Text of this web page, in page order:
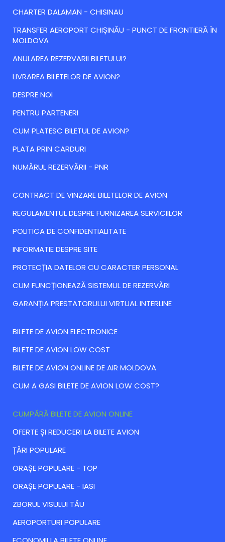
CHARTER DALAMAN - CHISINAU
TRANSFER AEROPORT CHIȘINĂU - PUNCT DE FRONTIERĂ ÎN
MOLDOVA
ANULAREA REZERVARII BILETULUI?
LIVRAREA BILETELOR DE AVION?
DESPRE NOI
PENTRU PARTENERI
CUM PLATESC BILETUL DE AVION?
PLATA PRIN CARDURI
NUMĂRUL REZERVĂRII - PNR
CONTRACT DE VINZARE BILETELOR DE AVION
REGULAMENTUL DESPRE FURNIZAREA SERVICIILOR
POLITICA DE CONFIDENTIALITATE
INFORMATIE DESPRE SITE
PROTECȚIA DATELOR CU CARACTER PERSONAL
CUM FUNCȚIONEAZĂ SISTEMUL DE REZERVĂRI
GARANȚIA PRESTATORULUI VIRTUAL INTERLINE
BILETE DE AVION ELECTRONICE
BILETE DE AVION LOW COST
BILETE DE AVION ONLINE DE AIR MOLDOVA
CUM A GASI BILETE DE AVION LOW COST?
CUMPĂRĂ BILETE DE AVION ONLINE
ОFERTE ȘI REDUCERI LA BILETE AVION
ȚĂRI POPULARE
ORAȘE POPULARE - TOP
ORAȘE POPULARE - IASI
ZBORUL VISULUI TĂU
AEROPORTURI POPULARE